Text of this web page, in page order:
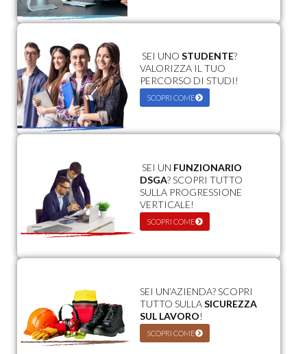
SEI UNOSTUDENTE?
VALORIZZA IL TUO
PERCORSO DI STUDI!
SCOPRI COME
SEI UN FUNZIONARIO
DSGA? SCOPRI TUTTO
SULLA PROGRESSIONE
VERTICALE!
SCOPRI COME
SEI UN’AZIENDA? SCOPRI
TUTTO SULLASICUREZZA
SUL LAVORO!
SCOPRI COME